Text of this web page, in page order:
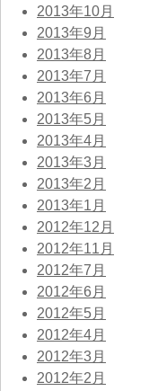
2013年10月
2013年9月
2013年8月
2013年7月
2013年6月
2013年5月
2013年4月
2013年3月
2013年2月
2013年1月
2012年12月
2012年11月
2012年7月
2012年6月
2012年5月
2012年4月
2012年3月
2012年2月